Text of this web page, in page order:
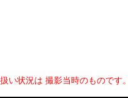
状況は 撮影当時のものです